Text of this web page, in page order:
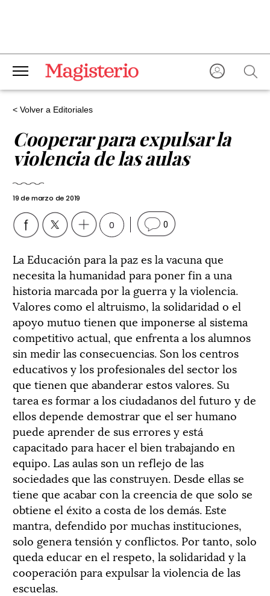
< Volver a Editoriales
Cooperar para expulsar la
violencia de las aulas
19 de marzo de 2019
0 0
La Educación para la paz es la vacuna que
necesita la humanidad para poner fin a una
historia marcada por la guerra y la violencia.
Valores como el altruismo, la solidaridad o el
apoyo mutuo tienen que imponerse al sistema
competitivo actual, que enfrenta a los alumnos
sin medir las consecuencias. Son los centros
educativos y los profesionales del sector los
que tienen que abanderar estos valores. Su
tarea es formar a los ciudadanos del futuro y de
ellos depende demostrar que el ser humano
puede aprender de sus errores y está
capacitado para hacer el bien trabajando en
equipo. Las aulas son un reflejo de las
sociedades que las construyen. Desde ellas se
tiene que acabar con la creencia de que solo se
obtiene el éxito a costa de los demás. Este
mantra, defendido por muchas instituciones,
solo genera tensión y conflictos. Por tanto, solo
queda educar en el respeto, la solidaridad y la
cooperación para expulsar la violencia de las
escuelas.